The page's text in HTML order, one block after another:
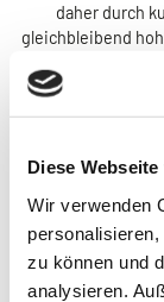
Diese
Wir verwenden
zu können und
analysieren.
daher durch
gleichbleibend
ERSTENS
PLZ